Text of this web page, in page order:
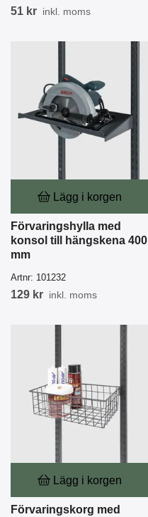
51 kr inkl. moms
Lägg i korgen
Förvaringshylla med
konsol till hängskena 400
mm
Artnr: 101232
129 kr inkl. moms
Lägg i korgen
Förvaringskorg med